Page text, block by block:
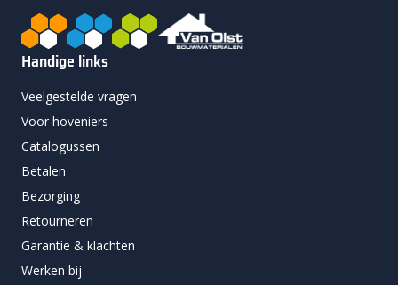
Handige links
Veelgestelde vragen
Voor hoveniers
Catalogussen
Betalen
Bezorging
Retourneren
Garantie & klachten
Werken bij